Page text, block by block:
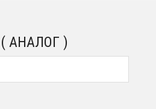
АНАЛОГ )